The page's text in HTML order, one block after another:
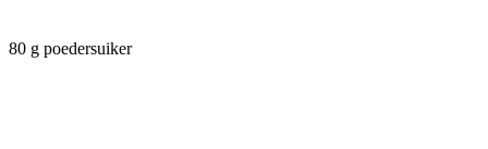
80 g poedersuiker